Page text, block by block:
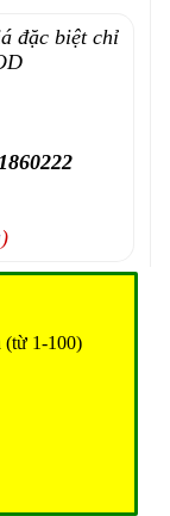
đặc biệt chỉ
)
(từ 1-100)